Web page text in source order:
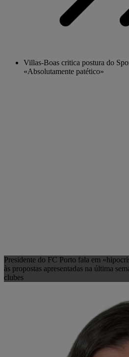
Villas-Boas critica postura do
«Absolutamente patético»
Presidente do FC Porto fala em
às propostas apresentadas na última
clubes